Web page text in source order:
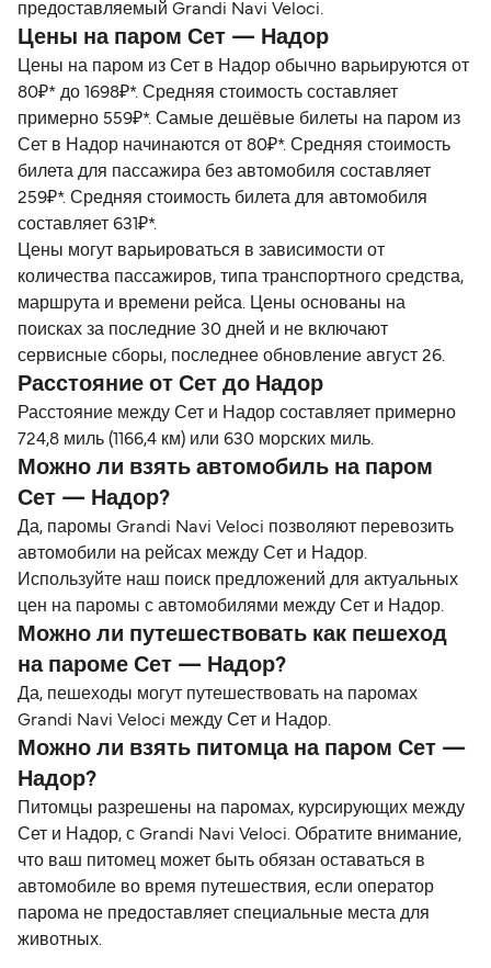
предоставляемый Grandi Navi Veloci.
Цены на паром Сет — Надор
Цены на паром из Сет в Надор обычно варьируются от
80₽* до 1698₽*. Средняя стоимость составляет
примерно 559₽*. Самые дешёвые билеты на паром из
Сет в Надор начинаются от 80₽*. Средняя стоимость
билета для пассажира без автомобиля составляет
259₽*. Средняя стоимость билета для автомобиля
составляет 631₽*.
Цены могут варьироваться в зависимости от
количества пассажиров, типа транспортного средства,
маршрута и времени рейса. Цены основаны на
поисках за последние 30 дней и не включают
сервисные сборы, последнее обновление август 26.
Расстояние от Сет до Надор
Расстояние между Сет и Надор составляет примерно
724,8 миль (1166,4 км) или 630 морских миль.
Можно ли взять автомобиль на паром
Сет — Надор?
Да, паромы Grandi Navi Veloci позволяют перевозить
автомобили на рейсах между Сет и Надор.
Используйте наш поиск предложений для актуальных
цен на паромы с автомобилями между Сет и Надор.
Можно ли путешествовать как пешеход
на пароме Сет — Надор?
Да, пешеходы могут путешествовать на паромах
Grandi Navi Veloci между Сет и Надор.
Можно ли взять питомца на паром Сет —
Надор?
Питомцы разрешены на паромах, курсирующих между
Сет и Надор, с Grandi Navi Veloci. Обратите внимание,
что ваш питомец может быть обязан оставаться в
автомобиле во время путешествия, если оператор
парома не предоставляет специальные места для
животных.